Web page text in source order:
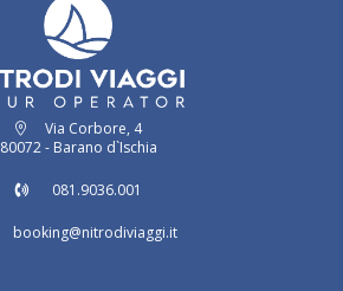
Via Corbore, 4
80072 - Barano d`Ischia
081.9036.001
booking@nitrodiviaggi.it